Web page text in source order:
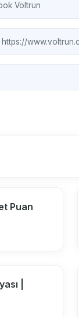
Voltrun
https://
Puan
|